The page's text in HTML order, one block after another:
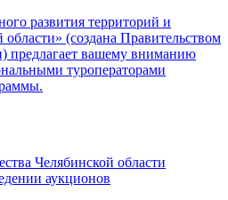
развития территорий и
области» (создана Правительством
предлагает вашему вниманию
туроператорами
Челябинской области
аукционов